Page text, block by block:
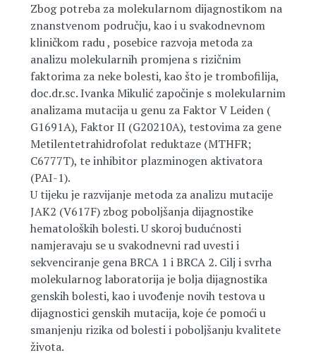
Zbog potreba za molekularnom dijagnostikom na
znanstvenom području, kao i u svakodnevnom
kliničkom radu , posebice razvoja metoda za
analizu molekularnih promjena s rizičnim
faktorima za neke bolesti, kao što je trombofilija,
doc.dr.sc. Ivanka Mikulić započinje s molekularnim
analizama mutacija u genu za Faktor V Leiden (
G1691A), Faktor II (G20210A), testovima za gene
Metilentetrahidrofolat reduktaze (MTHFR;
C6777T), te inhibitor plazminogen aktivatora
(PAI-1).
U tijeku je razvijanje metoda za analizu mutacije
JAK2 (V617F) zbog poboljšanja dijagnostike
hematoloških bolesti. U skoroj budućnosti
namjeravaju se u svakodnevni rad uvesti i
sekvenciranje gena BRCA 1 i BRCA 2. Cilj i svrha
molekularnog laboratorija je bolja dijagnostika
genskih bolesti, kao i uvođenje novih testova u
dijagnostici genskih mutacija, koje će pomoći u
smanjenju rizika od bolesti i poboljšanju kvalitete
života.